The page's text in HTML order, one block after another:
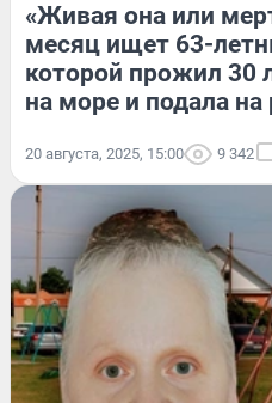
«Живая она или
месяц ищет 63-
которой прожил 30
на море и подала на
20 августа, 2025, 15:00 9 342